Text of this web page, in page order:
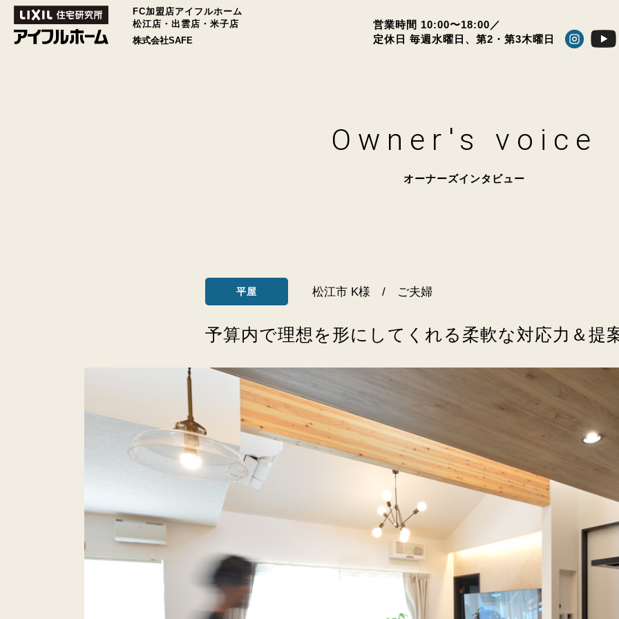
FC加盟店アイフルホーム
松江店・出雲店・米子店
株式会社SAFE
営業時間 10:00〜18:00／
定休日 毎週水曜日、 第2・第3木曜日
Owner's voice
オーナーズインタビュー
平屋 松江市 K様 / ご夫婦
予算内で理想を形にしてくれる柔軟な対応力＆提